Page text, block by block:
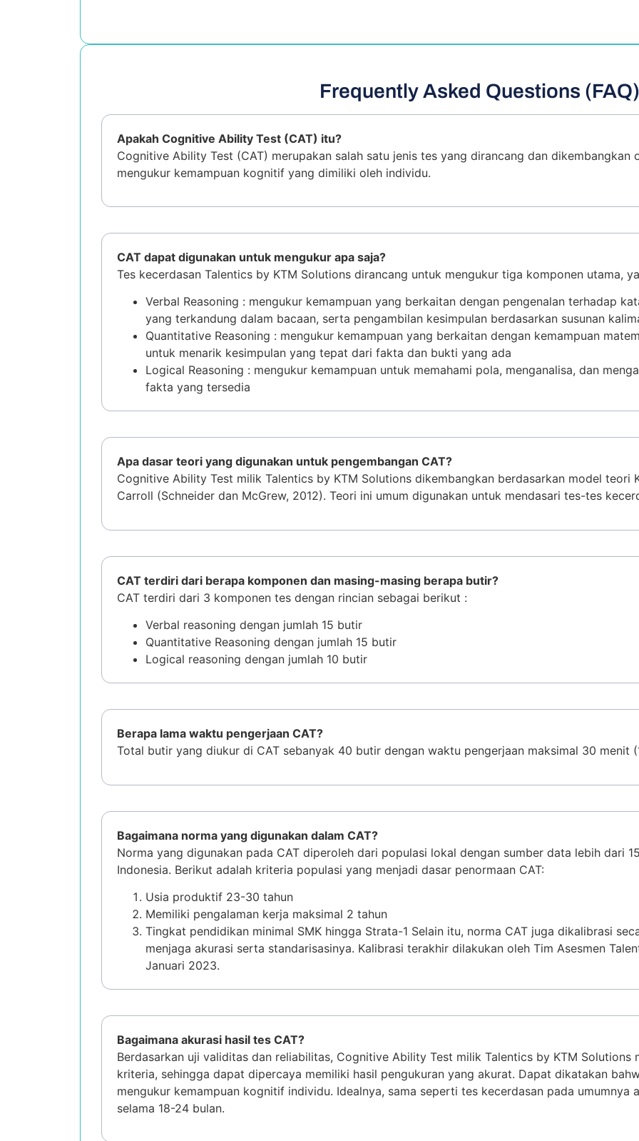
Frequently Asked Questions (FAQ)
Apakah Cognitive Ability Test (CAT) itu?
Cognitive Ability Test (CAT) merupakan salah satu jenis tes yang dirancang dan dikembangkan
mengukur kemampuan kognitif yang dimiliki oleh individu.
CAT dapat digunakan untuk mengukur apa saja?
Tes kecerdasan Talentics by KTM Solutions dirancang untuk mengukur tiga komponen utama,
Verbal Reasoning : mengukur kemampuan yang berkaitan dengan pengenalan terhadap
yang terkandung dalam bacaan, serta pengambilan kesimpulan berdasarkan susunan
Quantitative Reasoning : mengukur kemampuan yang berkaitan dengan kemampuan
untuk menarik kesimpulan yang tepat dari fakta dan bukti yang ada
Logical Reasoning : mengukur kemampuan untuk memahami pola, menganalisa, dan
fakta yang tersedia
Apa dasar teori yang digunakan untuk pengembangan CAT?
Cognitive Ability Test milik Talentics by KTM Solutions dikembangkan berdasarkan model teori
Carroll (Schneider dan McGrew, 2012). Teori ini umum digunakan untuk mendasari tes-tes
CAT terdiri dari berapa komponen dan masing-masing berapa butir?
CAT terdiri dari 3 komponen tes dengan rincian sebagai berikut :
Verbal reasoning dengan jumlah 15 butir
Quantitative Reasoning dengan jumlah 15 butir
Logical reasoning dengan jumlah 10 butir
Berapa lama waktu pengerjaan CAT?
Total butir yang diukur di CAT sebanyak 40 butir dengan waktu pengerjaan maksimal 30 menit
Bagaimana norma yang digunakan dalam CAT?
Norma yang digunakan pada CAT diperoleh dari populasi lokal dengan sumber data lebih dari
Indonesia. Berikut adalah kriteria populasi yang menjadi dasar penormaan CAT:
Usia produktif 23-30 tahun
Memiliki pengalaman kerja maksimal 2 tahun
Tingkat pendidikan minimal SMK hingga Strata-1 Selain itu, norma CAT juga dikalibrasi
menjaga akurasi serta standarisasinya. Kalibrasi terakhir dilakukan oleh Tim Asesmen
Januari 2023.
Bagaimana akurasi hasil tes CAT?
Berdasarkan uji validitas dan reliabilitas, Cognitive Ability Test milik Talentics by KTM Solutions
kriteria, sehingga dapat dipercaya memiliki hasil pengukuran yang akurat. Dapat dikatakan
mengukur kemampuan kognitif individu. Idealnya, sama seperti tes kecerdasan pada umumnya
selama 18-24 bulan.